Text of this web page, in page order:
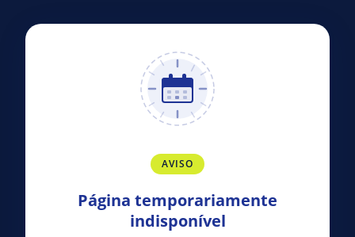
AVISO
Página temporariamente
indisponível